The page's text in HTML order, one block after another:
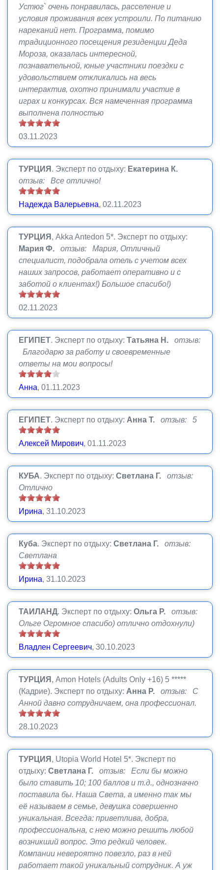
Устюг` очень понравилась, расселение и
условия проживания всех устроили. По питанию
нареканий нет. Программа, помимо
традиционного посещения резиденции Деда
Мороза, оказалась интересной,
познавательной, юные участники поездки с
удовольствием откликались на весь
интерактив, охотно принимали участие в
играх и конкурсах. Вся намеченная программа
выполнена полностью
03.11.2023
ТУРЦИЯ . Эксперт по отдыху: Екатерина К.
отзыв: Все отлично!
Надежда Валерьевна, 02.11.2023
ТУРЦИЯ , Akka Antedon 5*. Эксперт по отдыху:
Мария Ф.
отзыв: Мария, Отличный
специалист, подобрала отель с учетом всех
наших запросов, работает оперативно и с
заботой о клиентах!) Большое спасибо!)
02.11.2023
ЕГИПЕТ. Эксперт по отдыху: Татьяна Н.
отзыв:
Благодарю за работу и своевременные
ответы на мои вопросы!
Анна, 01.11.2023
ЕГИПЕТ. Эксперт по отдыху: Анна Т. отзыв: 5
Алексей Мирович, 01.11.2023
КУБА. Эксперт по отдыху: Светлана Г.
отзыв:
Отлично
Ирина, 31.10.2023
Куба. Эксперт по отдыху: Светлана Г.
отзыв:
Светлана
Ирина, 31.10.2023
ТАИЛАНД. Эксперт по отдыху: Ольга Р.
отзыв:
Ольге Огромное спасибо) отлично отдохнули)
Владлен Сергеевич, 30.10.2023
ТУРЦИЯ , Amon Hotels (Adults Only +16) 5 *****
(Кадрие). Эксперт по отдыху: Анна Р.
отзыв: С
Анной давно сотрудничаем, она профессионал.
28.10.2023
ТУРЦИЯ , Utopia World Hotel 5*. Эксперт по
отдыху: Светлана Г.
отзыв: Если бы можно
было ставить 10; 100 баллов и т.д., однозначно
поставила бы. Наша Света, а именно так мы
её называем в семье, девушка совершенно
уникальная. Всегда: приветлива, добра,
профессиональна, с нею можно решить любой
возникший вопрос. Это редкий человек.
Компании невероятно повезло, раз в ней
работает такой уникальный сотрудник. А уж